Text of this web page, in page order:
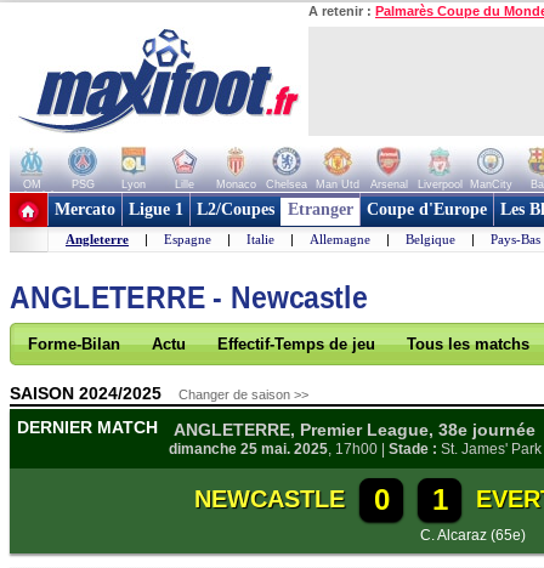
A retenir : Palmarès Coupe du
OM PSG Lyon Lille Monaco Chelsea Man Utd Arsenal Liverpool ManCity
+ de clubs
Mercato Ligue 1 L2/Coupes Etranger Coupe d'Europe Les
Angleterre | Espagne | Italie | Allemagne | Belgique | Pays-Bas
ANGLETERRE - Newcastle
Forme-Bilan Actu Effectif-Temps de jeu Tous les matchs
SAISON 2024/2025 Changer de saison >>
DERNIER MATCH ANGLETERRE, Premier League, 38e journée
dimanche 25 mai. 2025, 17h00 | Stade : St. James' Park
NEWCASTLE 0 1
C. Alcaraz (65e)